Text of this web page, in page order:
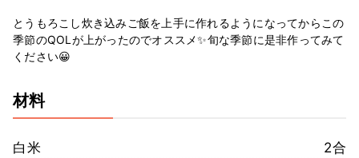
とうもろこし炊き込みご飯を上手に作れるようになってからこの
季節のQOLが上がったのでオススメ✨旬な季節に是非作ってみて
ください😀
材料
白米
2合